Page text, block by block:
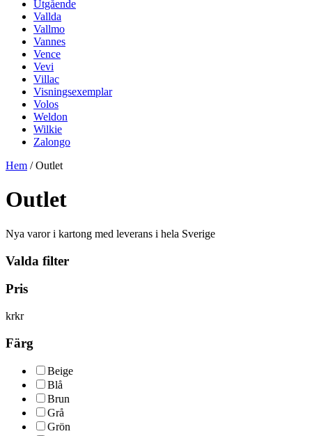
Utgående
Vallda
Vallmo
Vannes
Vence
Vevi
Villac
Visningsexemplar
Volos
Weldon
Wilkie
Zalongo
Hem / Outlet
Outlet
Nya varor i kartong med leverans i hela Sverige
Valda filter
Pris
krkr
Färg
Beige
Blå
Brun
Grå
Grön